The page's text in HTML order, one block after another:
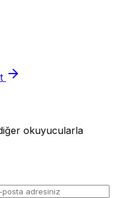
okuyucularla